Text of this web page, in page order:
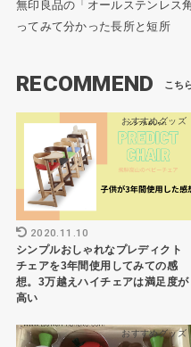
無印良品の「オールステンレス
ってみて分かった長所と短所
RECOMMEND
おすすめグッズ
2020.11.10
シンプルおしゃれなプレディクト
チェアを3年間使用してみての感
想。3万越えハイチェアは満足度が
高い
おすすめグッズ